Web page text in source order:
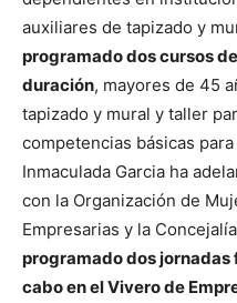
auxiliares de tapizado y
programado dos cursos
duración, mayores de 45
tapizado y mural y taller
competencias básicas
Inmaculada Garcia ha
con la Organización de
Empresarias y la
programado dos jornadas
cabo en el Vivero de